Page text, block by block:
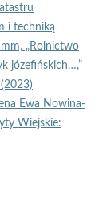
i techniką
„Rolnictwo
józefińskich…,”
Ewa Nowina-
Wiejskie: